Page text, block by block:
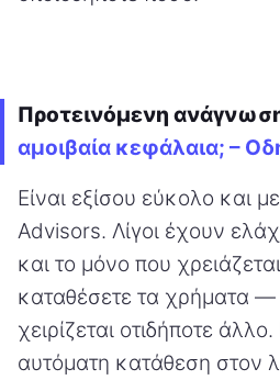
Προτεινόμενη
αμοιβαία κεφάλαια; –
Είναι εξίσου εύκολο και
Advisors. Λίγοι έχουν
και το μόνο που
καταθέσετε τα χρήματα
χειρίζεται οτιδήποτε
αυτόματη κατάθεση στον